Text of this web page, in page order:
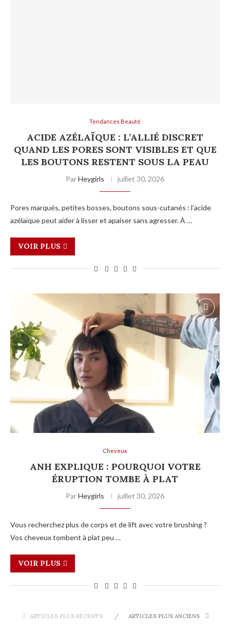
Tendances Beauté
ACIDE AZÉLAÏQUE : L’ALLIÉ DISCRET
QUAND LES PORES SONT VISIBLES ET QUE
LES BOUTONS RESTENT SOUS LA PEAU
ParHeygirls juillet 30, 2026
Pores marqués, petites bosses, boutons sous-cutanés : l’acide
azélaïque peut aider à lisser et apaiser sans agresser. À …
VOIR PLUS
Cheveux
ANH EXPLIQUE : POURQUOI VOTRE
ÉRUPTION TOMBE À PLAT
ParHeygirls juillet 30, 2026
Vous recherchez plus de corps et de lift avec votre brushing ?
Vos cheveux tombent à plat peu …
VOIR PLUS
ARTICLES PLUS RÉCENTS ARTICLES PLUS ANCIENS